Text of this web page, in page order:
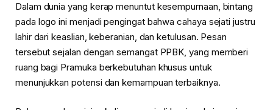
Dalam dunia yang kerap menuntut kesempurnaan, bintang
pada logo ini menjadi pengingat bahwa cahaya sejati justru
lahir dari keaslian, keberanian, dan ketulusan. Pesan
tersebut sejalan dengan semangat PPBK, yang memberi
ruang bagi Pramuka berkebutuhan khusus untuk
menunjukkan potensi dan kemampuan terbaiknya.